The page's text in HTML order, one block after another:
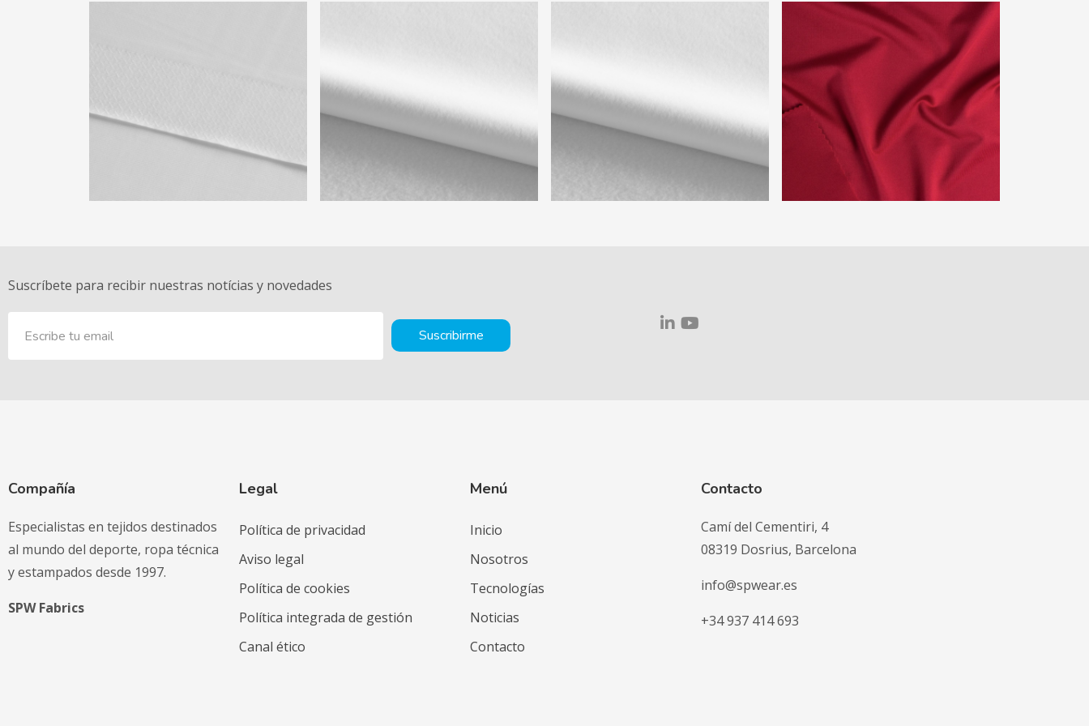
Suscríbete para recibir nuestras notícias y novedades
Suscribirme
Compañía
Especialistas en tejidos destinados
al mundo del deporte, ropa técnica
y estampados desde 1997.
SPW Fabrics
Legal
Política de privacidad
Aviso legal
Política de cookies
Política integrada de gestión
Canal ético
Menú
Inicio
Nosotros
Tecnologías
Noticias
Contacto
Contacto
Camí del Cementiri, 4
08319 Dosrius, Barcelona
info@spwear.es
+34 937 414 693